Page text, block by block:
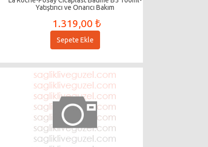
Yatıştırıcı ve Onarıcı Bakım
1.319,00 ₺
Sepete Ekle